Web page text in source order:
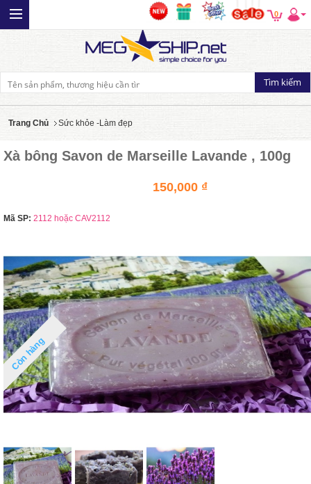
0
Trang Chủ Sức khỏe -Làm đẹp
Xà bông Savon de Marseille Lavande , 100g
150,000 ₫
Mã SP: 2112 hoặc CAV2112
Còn hàng